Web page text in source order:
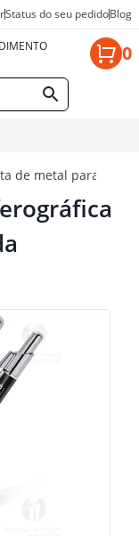
Status do seu pedidoBlog
0
de metal para